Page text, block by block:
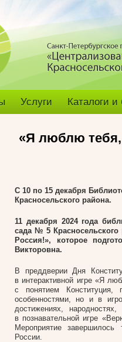
Услуги Каталоги
«Я люблю тебя,
С 10 по 15 декабря
Красносельского района.
11 декабря 2024 года
сада № 5
Россия!», которое
Викторовна.
В преддверии Дня
в интерактивной игре «Я
с понятием Конституция,
особенностями, но и в
достижениях,
в познавательной игре
Мероприятие
России.